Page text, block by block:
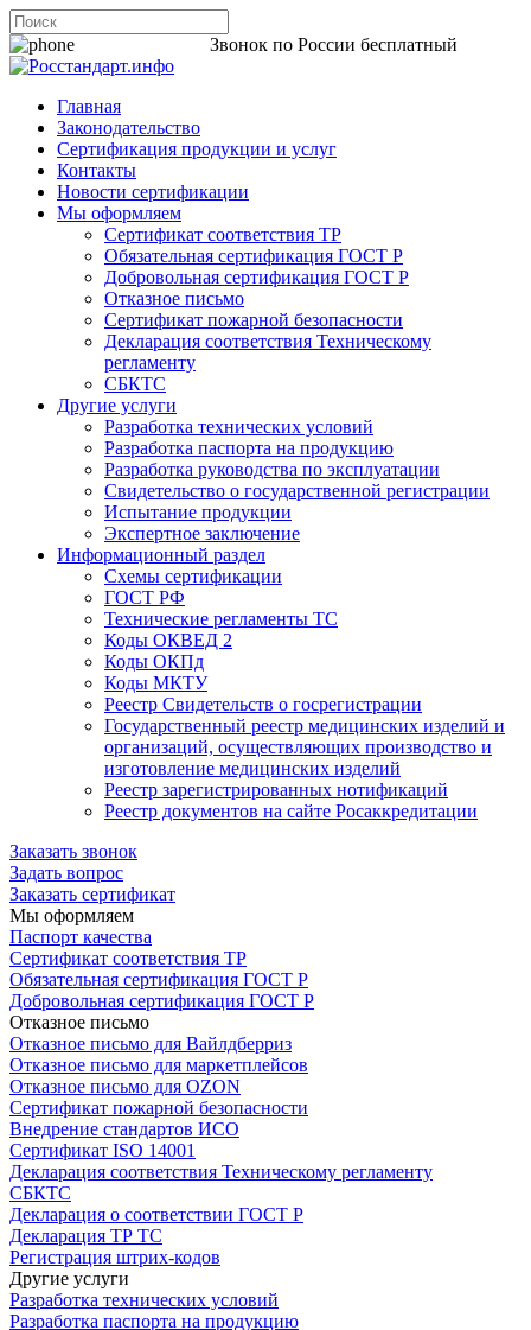
Звонок по России бесплатный
Главная
Законодательство
Сертификация продукции и услуг
Контакты
Новости сертификации
Мы оформляем
Сертификат соответствия ТР
Обязательная сертификация ГОСТ Р
Добровольная сертификация ГОСТ Р
Отказное письмо
Сертификат пожарной безопасности
Декларация соответствия Техническому
регламенту
СБКТС
Другие услуги
Разработка технических условий
Разработка паспорта на продукцию
Разработка руководства по эксплуатации
Свидетельство о государственной регистрации
Испытание продукции
Экспертное заключение
Информационный раздел
Схемы сертификации
ГОСТ РФ
Технические регламенты ТС
Коды ОКВЕД 2
Коды ОКПд
Коды МКТУ
Реестр Свидетельств о госрегистрации
Государственный реестр медицинских изделий и
организаций, осуществляющих производство и
изготовление медицинских изделий
Реестр зарегистрированных нотификаций
Реестр документов на сайте Росаккредитации
Заказать звонок
Задать вопрос
Заказать сертификат
Мы оформляем
Паспорт качества
Сертификат соответствия ТР
Обязательная сертификация ГОСТ Р
Добровольная сертификация ГОСТ Р
Отказное письмо
Отказное письмо для Вайлдберриз
Отказное письмо для маркетплейсов
Отказное письмо для OZON
Сертификат пожарной безопасности
Внедрение стандартов ИСО
Сертификат ISO 14001
Декларация соответствия Техническому регламенту
СБКТС
Декларация о соответствии ГОСТ Р
Декларация ТР ТС
Регистрация штрих-кодов
Другие услуги
Разработка технических условий
Разработка паспорта на продукцию